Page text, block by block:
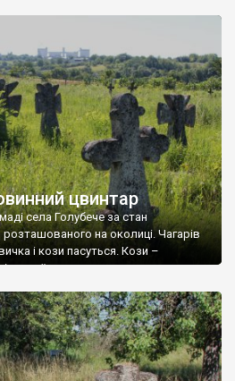
цвинтар
села Голубече за стан
на околиці. Чагарів
і кози пасуться. Кози –
для старих кладовищ,
обгризають, бо то улюблений
ціла колекція
Село відносно невелике, […]